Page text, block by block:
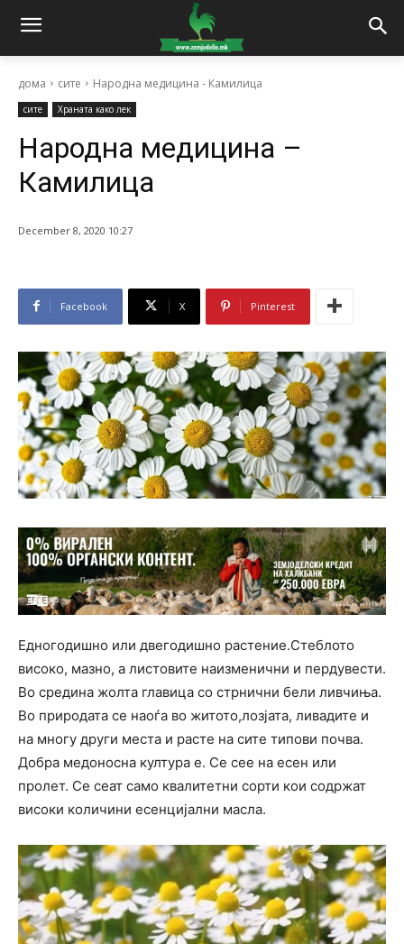
дома сите Народна медицина - Камилица
сите Храната како лек
Народна медицина –
Камилица
December 8, 2020 10:27
Facebook X Pinterest
Едногодишно или двегодишно растение.Стеблото
високо, мазно, а листовите наизменични и пердувести.
Во средина жолта главица со стрнични бели ливчиња.
Во природата се наоѓа во житото,лозјата, ливадите и
на многу други места и расте на сите типови почва.
Добра медоносна култура е. Се сее на есен или
пролет. Се сеат само квалитетни сорти кои содржат
високи количини есенцијални масла.